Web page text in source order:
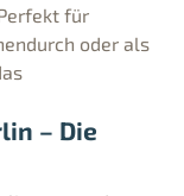
für
oder als
– Die